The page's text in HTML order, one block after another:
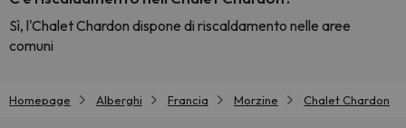
Sì, l'Chalet Chardon dispone di riscaldamento nelle aree
comuni
Homepage Alberghi Francia Morzine Chalet Chardon